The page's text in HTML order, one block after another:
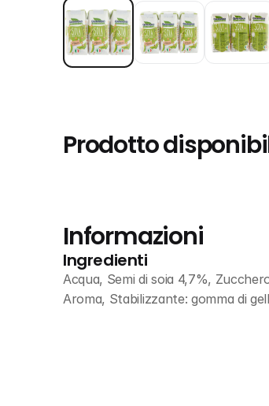
Prodotto
Informazioni
Ingredienti
Acqua, Semi di soia 4,7%,
Aroma, Stabilizzante: gomma di